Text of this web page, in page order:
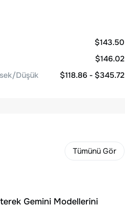
$143.50
$146.02
Düşük
$118.86 - $345.72
Tümünü Gör
Gemini Modellerini